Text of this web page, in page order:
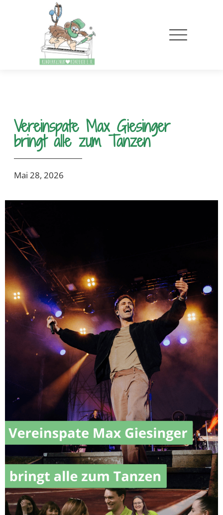
Vereinspate Max Giesinger
bringt alle zum Tanzen
Mai 28, 2026